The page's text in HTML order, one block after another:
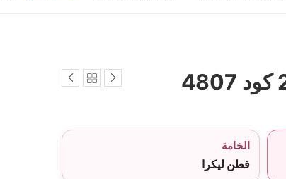
الخامة
قطن ليكرا